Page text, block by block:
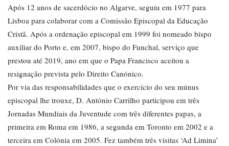
Após 12 anos de sacerdócio no Algarve, seguiu em 1977 para
Lisboa para colaborar com a Comissão Episcopal da Educação
Cristã. Após a ordenação episcopal em 1999 foi nomeado bispo
auxiliar do Porto e, em 2007, bispo do Funchal, serviço que
prestou até 2019, ano em que o Papa Francisco aceitou a
resignação prevista pelo Direito Canónico.
Por via das responsabilidades que o exercício do seu múnus
episcopal lhe trouxe, D. António Carrilho participou em três
Jornadas Mundiais da Juventude com três diferentes papas, a
primeira em Roma em 1986, a segunda em Toronto em 2002 e a
terceira em Colónia em 2005. Fez também três visitas ‘Ad Limina’